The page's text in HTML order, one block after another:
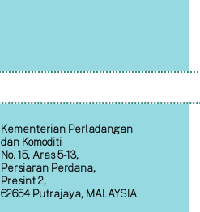
Kementerian Perladangan
dan Komoditi
No. 15, Aras 5-13,
Persiaran Perdana,
Presint 2,
62654 Putrajaya, MALAYSIA